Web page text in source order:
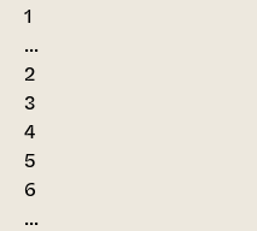
1
...
2
3
4
5
6
...